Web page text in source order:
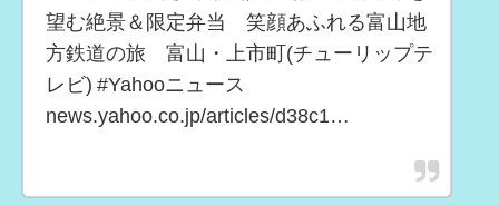
望む絶景＆限定弁当 笑顔あふれる富山地
方鉄道の旅 富山・上市町(チューリップテ
レビ) #Yahooニュース
news.yahoo.co.jp/articles/d38c1…